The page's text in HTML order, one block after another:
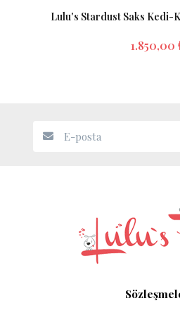
Lulu's Stardust Saks Kedi-
1.850,00